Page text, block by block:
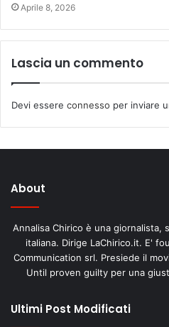
Aprile 8, 2026
Lascia un commento
Devi essere connesso per inviare
About
Annalisa Chirico è una giornalista,
italiana. Dirige LaChirico.it. E'
Communication srl. Presiede il
Until proven guilty per una
Ultimi Post Modificati